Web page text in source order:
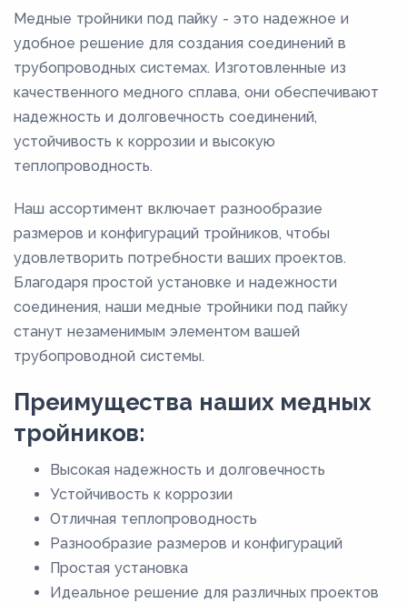
Медные тройники под пайку - это надежное и
удобное решение для создания соединений в
трубопроводных системах. Изготовленные из
качественного медного сплава, они обеспечивают
надежность и долговечность соединений,
устойчивость к коррозии и высокую
теплопроводность.
Наш ассортимент включает разнообразие
размеров и конфигураций тройников, чтобы
удовлетворить потребности ваших проектов.
Благодаря простой установке и надежности
соединения, наши медные тройники под пайку
станут незаменимым элементом вашей
трубопроводной системы.
Преимущества наших медных
тройников:
Высокая надежность и долговечность
Устойчивость к коррозии
Отличная теплопроводность
Разнообразие размеров и конфигураций
Простая установка
Идеальное решение для различных проектов